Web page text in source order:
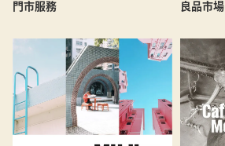
門市服務 良品市場